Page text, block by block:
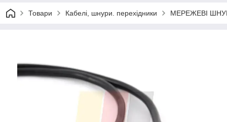
Товари Кабелі, шнури. перехідники МЕРЕЖЕВІ